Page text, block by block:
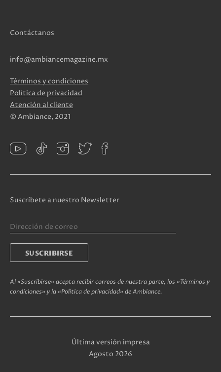
Contáctanos
info@ambiancemagazine.mx
Términos y condiciones
Política de privacidad
Atención al cliente
© Ambiance, 2021
Suscríbete a nuestro Newsletter
Al «Suscribirse» acepta recibir correos de nuestra parte, los «Términos y
condiciones» y la «Política de privacidad» de Ambiance.
Última versión impresa
Agosto 2026